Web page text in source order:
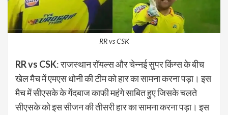
RR vs CSK
RR vs CSK: राजस्थान रॉयल्स और चेन्नई सुपर किंग्स के बीच
खेल मैच में एमएस धोनी की टीम को हार का सामना करना पड़ा। इस
मैच में सीएसके के गेंदबाज काफी महंगे साबित हुए जिसके चलते
सीएसके को इस सीजन की तीसरी हार का सामना करना पड़ा। इस